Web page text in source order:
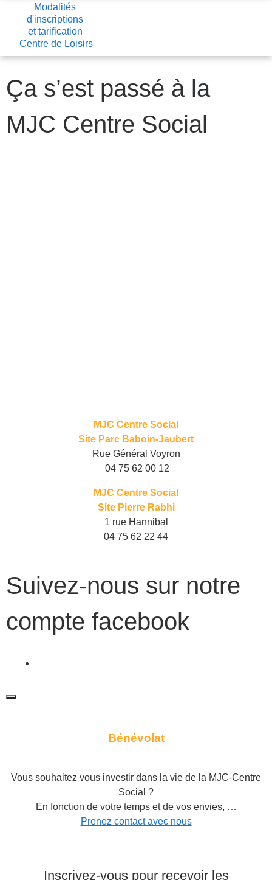
Modalités
d'inscriptions
et tarification
Centre de Loisirs
Ça s’est passé à la
MJC Centre Social
MJC Centre Social
Site Parc Baboin-Jaubert
Rue Général Voyron
04 75 62 00 12
MJC Centre Social
Site Pierre Rabhi
1 rue Hannibal
04 75 62 22 44
Suivez-nous sur notre
compte facebook
Bénévolat
Vous souhaitez vous investir dans la vie de la MJC-Centre
Social ?
En fonction de votre temps et de vos envies, …
Prenez contact avec nous
Inscrivez-vous pour recevoir les